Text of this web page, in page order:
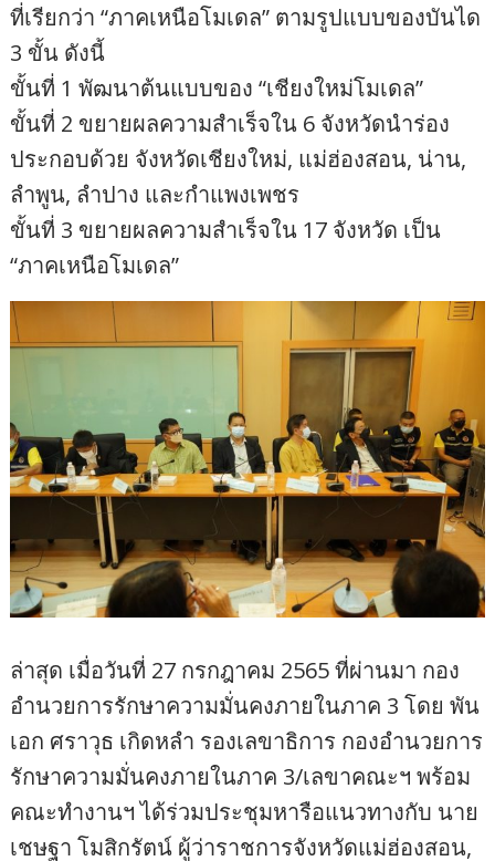
ที่เรียกว่า “ภาคเหนือโมเดล” ตามรูปแบบของบันได
3 ขั้น ดังนี้
ขั้นที่ 1 พัฒนาต้นแบบของ “เชียงใหม่โมเดล”
ขั้นที่ 2 ขยายผลความสำเร็จใน 6 จังหวัดนำร่อง
ประกอบด้วย จังหวัดเชียงใหม่, แม่ฮ่องสอน, น่าน,
ลำพูน, ลำปาง และกำแพงเพชร
ขั้นที่ 3 ขยายผลความสำเร็จใน 17 จังหวัด เป็น
“ภาคเหนือโมเดล”
ล่าสุด เมื่อวันที่ 27 กรกฎาคม 2565 ที่ผ่านมา กอง
อำนวยการรักษาความมั่นคงภายในภาค 3 โดย พัน
เอก ศราวุธ เกิดหลำ รองเลขาธิการ กองอำนวยการ
รักษาความมั่นคงภายในภาค 3/เลขาคณะฯ พร้อม
คณะทำงานฯ ได้ร่วมประชุมหารือแนวทางกับ นาย
เชษฐา โมสิกรัตน์ ผู้ว่าราชการจังหวัดแม่ฮ่องสอน,